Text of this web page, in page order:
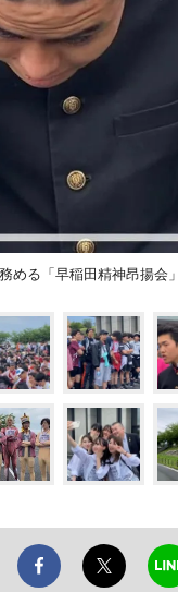
める「早稲田精神昂揚会